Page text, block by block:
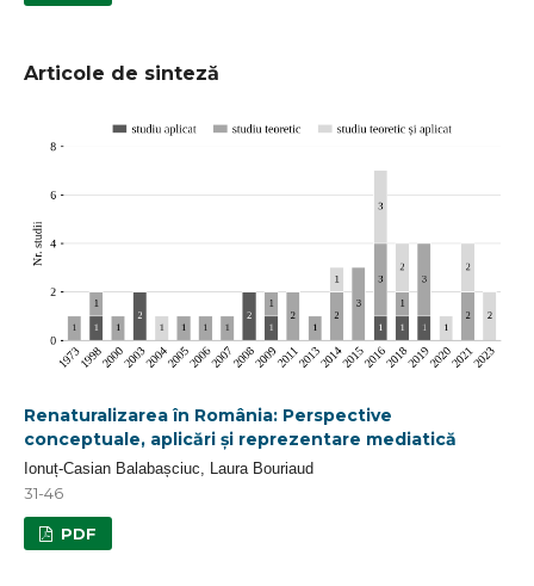
Articole de sinteză
Renaturalizarea în România: Perspective
conceptuale, aplicări și reprezentare mediatică
Ionuț-Casian Balabașciuc, Laura Bouriaud
31-46
PDF